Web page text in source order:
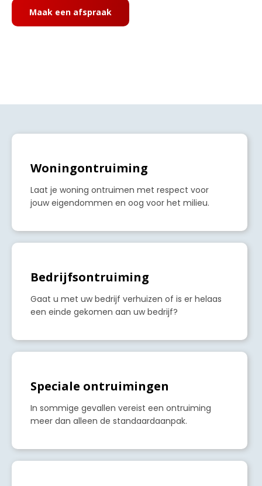
Maak een afspraak
Woningontruiming
Laat je woning ontruimen met respect voor
jouw eigendommen en oog voor het milieu.
Bedrijfsontruiming
Gaat u met uw bedrijf verhuizen of is er helaas
een einde gekomen aan uw bedrijf?
Speciale ontruimingen
In sommige gevallen vereist een ontruiming
meer dan alleen de standaardaanpak.